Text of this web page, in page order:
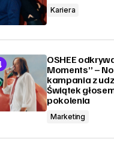
Kariera
OSHEE
Moments” –
kampania z
Świątek
pokolenia
Marketing